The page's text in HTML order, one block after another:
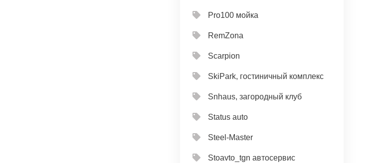
Pro100 мойка
RemZona
Scarpion
SkiPark, гостиничный комплекс
Snhaus, загородный клуб
Status auto
Steel-Master
Stoavto_tgn автосервис